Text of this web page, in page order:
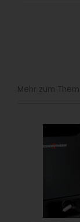
Mehr zum